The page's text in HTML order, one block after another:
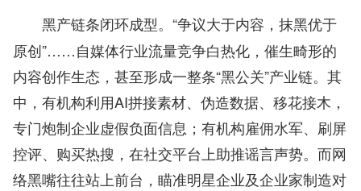
黑产链条闭环成型。 “争议大于内容，抹黑优于
原创”……自媒体行业流量竞争白热化，催生畸形的
内容创作生态，甚至形成一整条“黑公关”产业链。其
中，有机构利用AI拼接素材、伪造数据、移花接木，
专门炮制企业虚假负面信息；有机构雇佣水军、刷屏
控评、购买热搜，在社交平台上助推谣言声势。而网
络黑嘴往往站上前台，瞄准明星企业及企业家制造对